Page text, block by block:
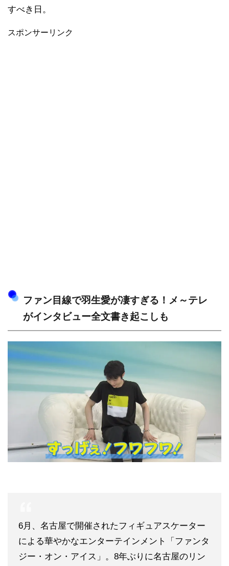
すべき日。
スポンサーリンク
ファン目線で羽生愛が凄すぎる！メ～テレ
がインタビュー全文書き起こしも
6月、名古屋で開催されたフィギュアスケーター
による華やかなエンターテインメント「ファンタ
ジー・オン・アイス」。8年ぶりに名古屋のリン